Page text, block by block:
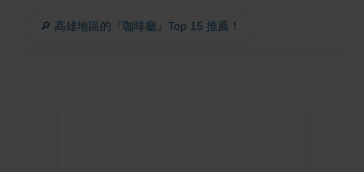
🔎 高雄地區的『咖啡廳』Top 15 推薦！